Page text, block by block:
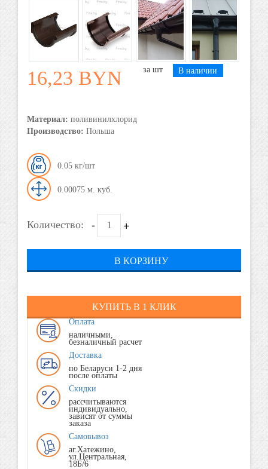
16,23 BYN шт В наличии
Материал: поливинилхлорид
Производство: Польша
0.05
0.00075
Количество: - +
В КОРЗИНУ
КУПИТЬ В 1 КЛИК
Оплата
наличными,
безналичный расчет
Доставка
по Беларуси 1-2 дня
после оплаты
Скидки
рассчитываются
индивидуально,
зависят от суммы
заказа
Самовывоз
аг.Хатежино,
ул.Центральная,
18Б/6